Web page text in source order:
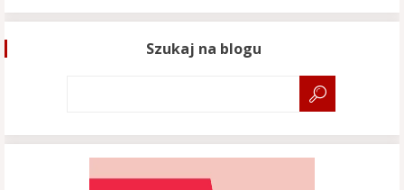
Szukaj na blogu